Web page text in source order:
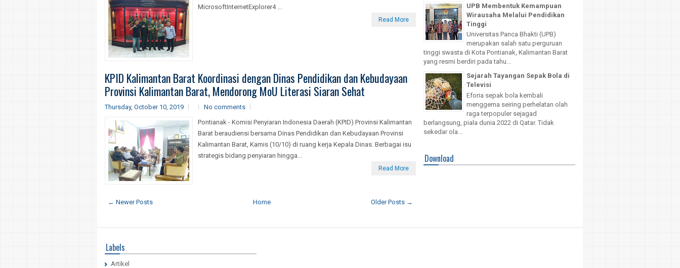
MicrosoftInternetExplorer4 ...
Read More
KPID Kalimantan Barat Koordinasi dengan Dinas Pendidikan dan Kebudayaan
Provinsi Kalimantan Barat, Mendorong MoU Literasi Siaran Sehat
Thursday, October 10, 2019
No comments
Pontianak - Komisi Penyiaran Indonesia Daerah (KPID) Provinsi Kalimantan
Barat beraudiensi bersama Dinas Pendidikan dan Kebudayaan Provinsi
Kalimantan Barat, Kamis (10/10) di ruang kerja Kepala Dinas. Berbagai isu
strategis bidang penyiaran hingga...
Read More
← Newer Posts Older Posts →
Home
UPB Membentuk Kemampuan
Wirausaha Melalui Pendidikan
Tinggi
Universitas Panca Bhakti (UPB)
merupakan salah satu perguruan
tinggi swasta di Kota Pontianak, Kalimantan Barat
yang resmi berdiri pada tahu...
Sejarah Tayangan Sepak Bola di
Televisi
Eforia sepak bola kembali
menggema seiring perhelatan olah
raga terpopuler sejagad
berlangsung, piala dunia 2022 di Qatar. Tidak
sekedar ola...
Download
Labels
Artikel